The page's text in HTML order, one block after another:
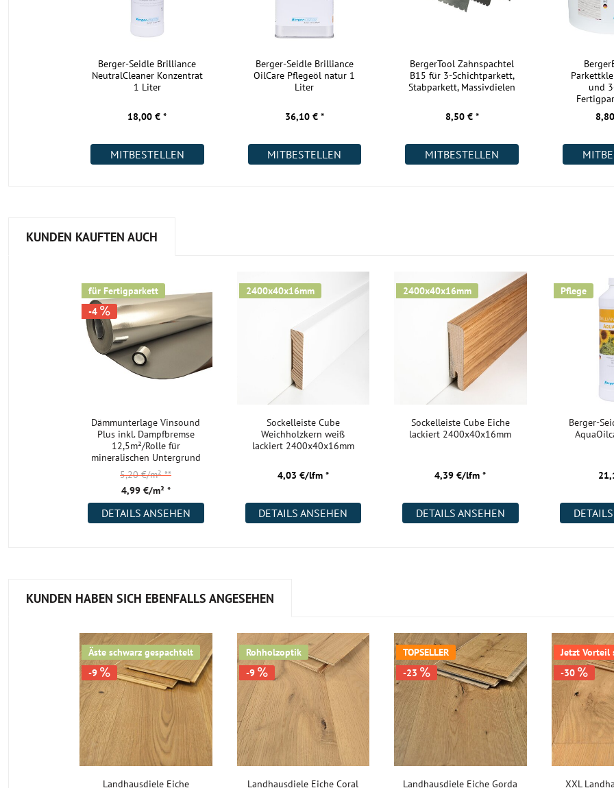
Keller:
Gewerbe (gering beansprucht):
Gewerbe (stark beansprucht):
Akklimatisierung:
Berger-Seidle Brilliance
NeutralCleaner Konzentrat
1 Liter
18,00 € *
MITBESTELLEN
Berger-Seidle Brilliance
OilCare Pflegeöl natur 1
Liter
36,10 € *
MITBESTELLEN
BergerTool Zahnspachtel
B15 für 3-Schichtparkett,
Stabparkett, Massivdielen
8,50 € *
MITBESTELLEN
und
KUNDEN KAUFTEN AUCH
für Fertigparkett
-4
Dämmunterlage Vinsound
Plus inkl. Dampfbremse
12,5m²/Rolle für
mineralischen Untergrund
4,99 €/m² *
5,20 €/m²**
DETAILS ANSEHEN
2400x40x16mm
Sockelleiste Cube
Weichholzkern weiß
lackiert 2400x40x16mm
4,03 €/lfm *
DETAILS ANSEHEN
2400x40x16mm
Sockelleiste Cube Eiche
lackiert 2400x40x16mm
4,39 €/lfm *
DETAILS ANSEHEN
Pflege
Berger-
KUNDEN HABEN SICH EBENFALLS ANGESEHEN
Äste schwarz gespachtelt
-9
Landhausdiele Eiche
Rohholzoptik
-9
Landhausdiele Eiche Coral
TOPSELLER
-23
Landhausdiele Eiche Gorda
Jetzt Vorteil
-30
XXL